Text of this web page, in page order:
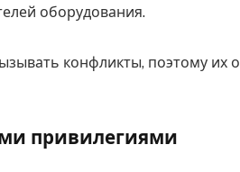
оборудования.
конфликты, поэтому их
привилегиями